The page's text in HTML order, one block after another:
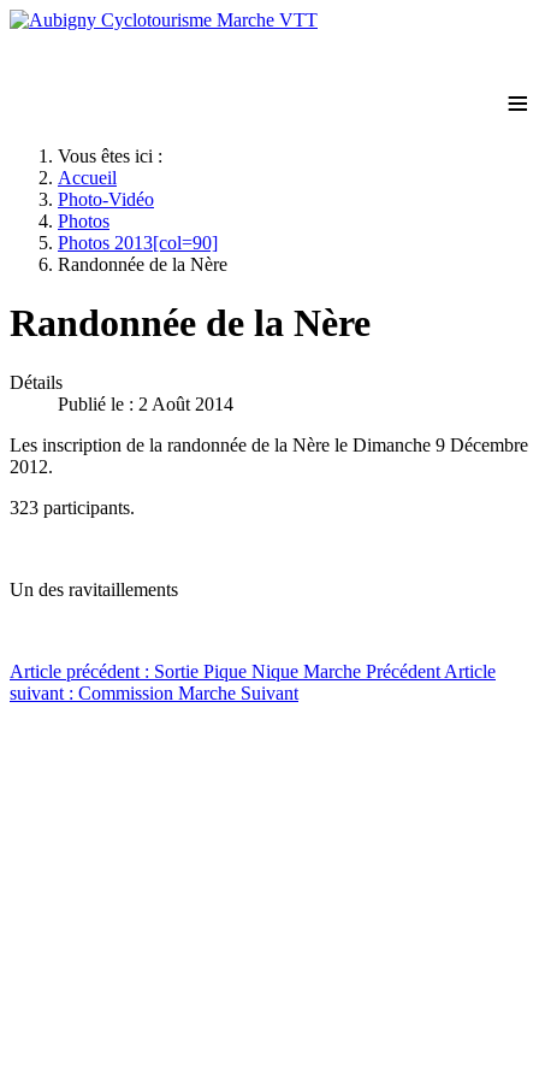
≡
Vous êtes ici :
Accueil
Photo-Vidéo
Photos
Photos 2013[col=90]
Randonnée de la Nère
Randonnée de la Nère
Détails
Publié le : 2 Août 2014
Les inscription de la randonnée de la Nère le Dimanche 9 Décembre
2012.
323 participants.
Un des ravitaillements
Article précédent : Sortie Pique Nique Marche Précédent Article
suivant : Commission Marche Suivant